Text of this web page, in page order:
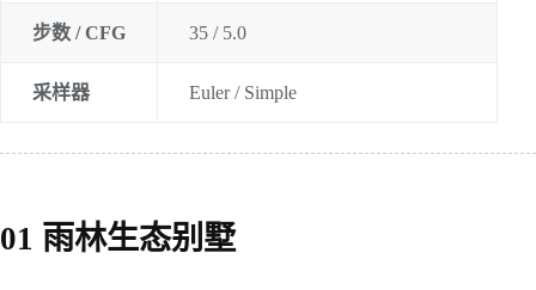
步数 / CFG 35 / 5.0
采样器 Euler / Simple
01 雨林生态别墅